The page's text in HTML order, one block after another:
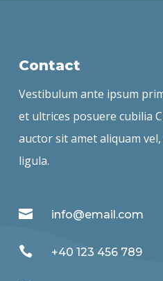
Contact
Vestibulum ante ipsum
et ultrices posuere cubilia
auctor sit amet aliquam
ligula.
 info@email.com
 +40 123 456 789